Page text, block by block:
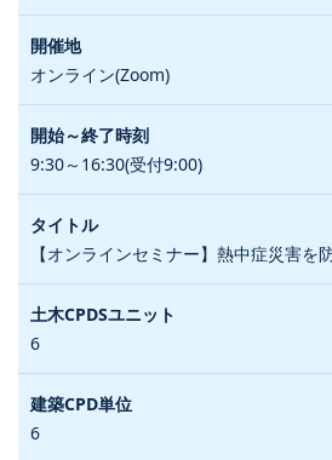
オンライン(Zoom)
9:30～16:30(受付9:00)
【オンラインセミナー】熱中症災害を
6
6